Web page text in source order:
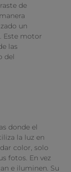
de
un
Este motor
las
del
donde el
la luz en
color, solo
fotos. En vez
e iluminen. Su